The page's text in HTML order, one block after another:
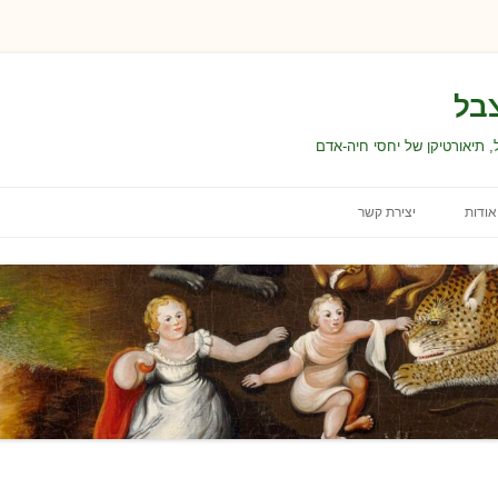
של יחסי חיה-אדם
אודות
תנאי השימוש באתר
הצהרת נגישות
בחירת התכנים ועריכתם
יצירת קשר